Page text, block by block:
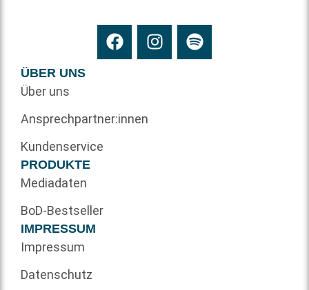
ÜBER UNS
Über uns
Ansprechpartner:innen
Kundenservice
PRODUKTE
Mediadaten
BoD-Bestseller
IMPRESSUM
Impressum
Datenschutz